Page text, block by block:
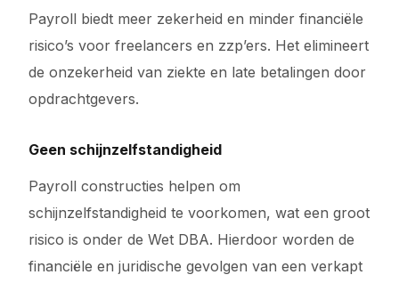
Payroll biedt meer zekerheid en minder financiële
risico’s voor freelancers en zzp’ers. Het elimineert
de onzekerheid van ziekte en late betalingen door
opdrachtgevers.
Geen schijnzelfstandigheid
Payroll constructies helpen om
schijnzelfstandigheid te voorkomen, wat een groot
risico is onder de Wet DBA. Hierdoor worden de
financiële en juridische gevolgen van een verkapt